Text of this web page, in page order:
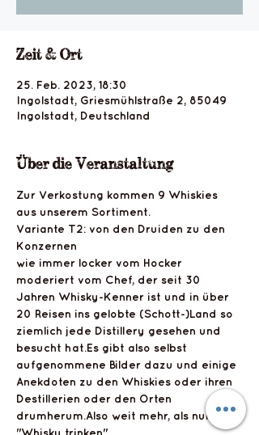
Zeit & Ort
25. Feb. 2023, 18:30
Ingolstadt, Griesmühlstraße 2, 85049
Ingolstadt, Deutschland
Über die Veranstaltung
Zur Verkostung kommen 9 Whiskies
aus unserem Sortiment.
Variante T2: von den Druiden zu den
Konzernen
wie immer locker vom Hocker
moderiert vom Chef, der seit 30
Jahren Whisky-Kenner ist und in über
20 Reisen ins gelobte (Schott-)Land so
ziemlich jede Distillery gesehen und
besucht hat.Es gibt also selbst
aufgenommene Bilder dazu und einige
Anekdoten zu den Whiskies oder ihren
Destillerien oder den Orten
drumherum.Also weit mehr, als nur
"Whisky trinken".